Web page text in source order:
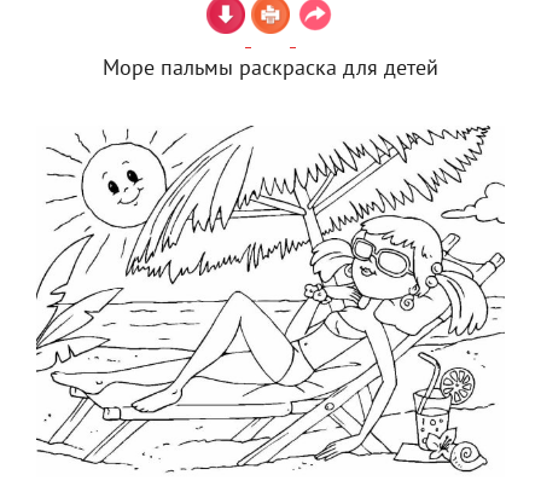
Море пальмы раскраска для детей